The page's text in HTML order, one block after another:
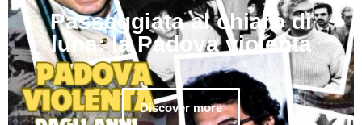
Passeggiata al chiaro di
luna: la Padova violenta
Discover more